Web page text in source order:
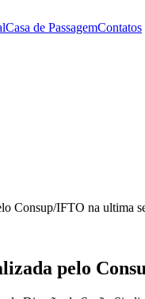
Casa de PassagemContatos
Consup/IFTO na ultima
pelo